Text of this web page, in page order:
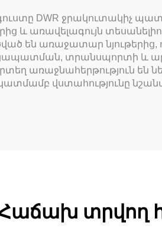
DWR ջրակուտակիչ
և առավելագույն
են առաջատար
տրանսպորտի և
առաջնահերթություն են
վստահությունը
տրվող